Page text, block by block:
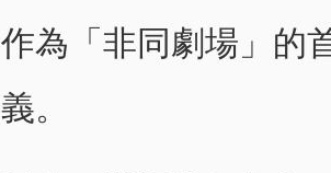
作為「非同劇場」的
義。